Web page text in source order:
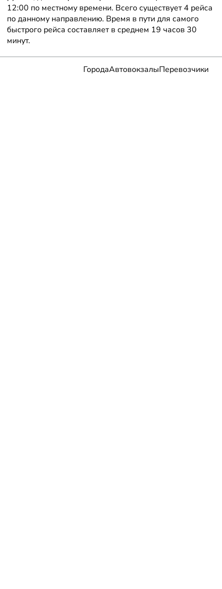
12:00 по местному времени. Всего существует 4 рейса
по данному направлению. Время в пути для самого
быстрого рейса составляет в среднем 19 часов 30
минут.
ГородаАвтовокзалыПеревозчики